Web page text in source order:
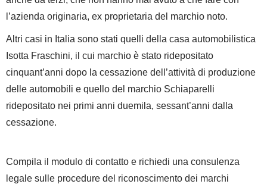
l’azienda originaria, ex proprietaria del marchio noto.
Altri casi in Italia sono stati quelli della casa automobilistica
Isotta Fraschini, il cui marchio è stato ridepositato
cinquant’anni dopo la cessazione dell’attività di produzione
delle automobili e quello del marchio Schiaparelli
ridepositato nei primi anni duemila, sessant’anni dalla
cessazione.
Compila il modulo di contatto e richiedi una consulenza
legale sulle procedure del riconoscimento dei marchi